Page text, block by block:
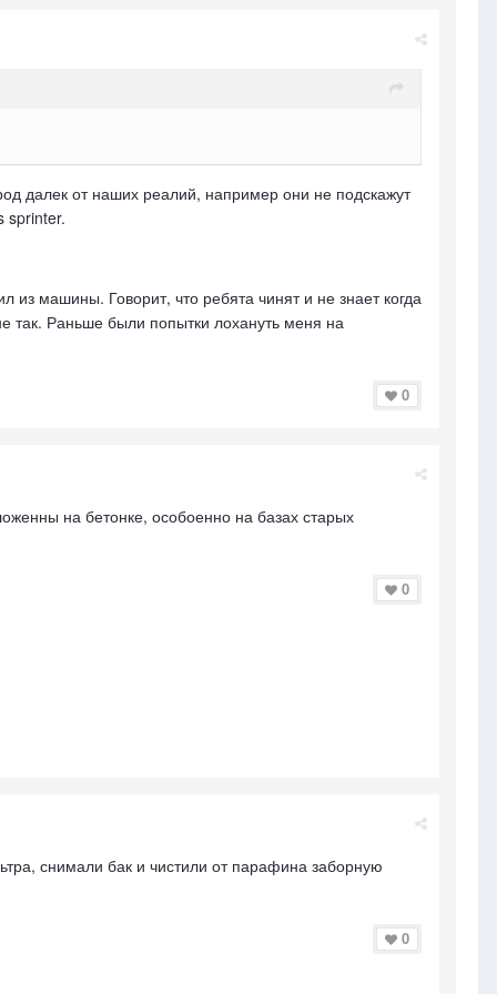
далек от наших реалий, например они не подскажут
sprinter.
из машины. Говорит, что ребята чинят и не знает когда
так. Раньше были попытки лохануть меня на
0
на бетонке, особоенно на базах старых
0
снимали бак и чистили от парафина заборную
0